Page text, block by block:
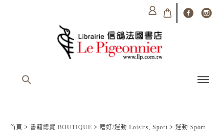
首頁 > 書籍總覽 BOUTIQUE > 嗜好/運動 Loisirs, Sport > 運動 Sport